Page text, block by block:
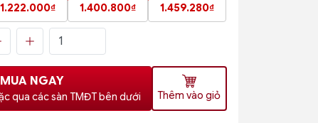
1.222.000₫
1.400.800₫
1.459.280₫
MUA NGAY
qua các sàn TMĐT bên dưới Thêm vào giỏ